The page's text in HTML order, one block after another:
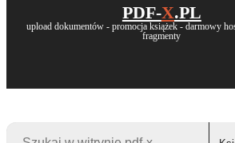
PDF-X.PL
upload dokumentów - promocja książek - darmowy
fragmenty